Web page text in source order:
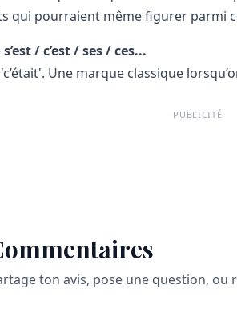
qui pourraient même figurer parmi
s’est / c’est / ses / ces...
Une marque classique
PUBLICITÉ
ton avis, pose une question, ou